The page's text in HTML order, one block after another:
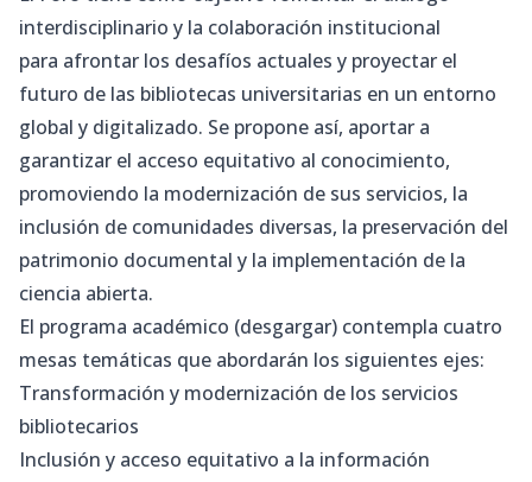
interdisciplinario y la colaboración institucional
para afrontar los desafíos actuales y proyectar el
futuro de las bibliotecas universitarias en un entorno
global y digitalizado. Se propone así, aportar a
garantizar el acceso equitativo al conocimiento,
promoviendo la modernización de sus servicios, la
inclusión de comunidades diversas, la preservación del
patrimonio documental y la implementación de la
ciencia abierta.
El programa académico (desgargar) contempla cuatro
mesas temáticas que abordarán los siguientes ejes:
Transformación y modernización de los servicios
bibliotecarios
Inclusión y acceso equitativo a la información